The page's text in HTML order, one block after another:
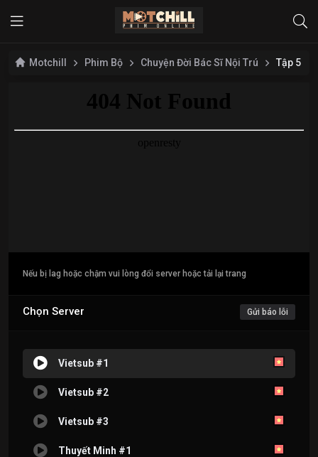
Motchill Phim Bộ Chuyện Đời Bác Sĩ Nội Trú Tập 5
Nếu bị lag hoặc chậm vui lòng đổi server hoặc tải lại trang
Chọn Server Gửi báo lỗi
Vietsub #1
Vietsub #2
Vietsub #3
Thuyết Minh #1